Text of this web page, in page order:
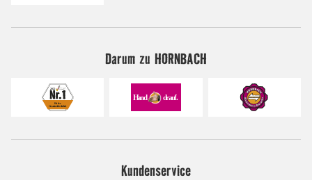
Darum zu HORNBACH
Kundenservice